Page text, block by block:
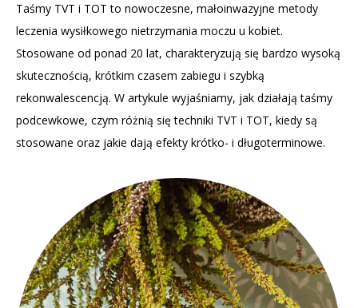
Taśmy TVT i TOT to nowoczesne, małoinwazyjne metody
leczenia wysiłkowego nietrzymania moczu u kobiet.
Stosowane od ponad 20 lat, charakteryzują się bardzo wysoką
skutecznością, krótkim czasem zabiegu i szybką
rekonwalescencją. W artykule wyjaśniamy, jak działają taśmy
podcewkowe, czym różnią się techniki TVT i TOT, kiedy są
stosowane oraz jakie dają efekty krótko- i długoterminowe.